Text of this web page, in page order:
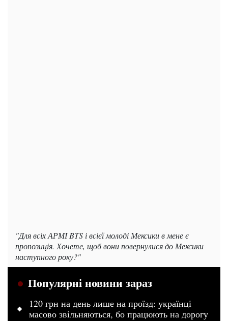
"Для всіх АРМІ BTS і всієї молоді Мексики в мене є
пропозиція. Хочете, щоб вони повернулися до Мексики
наступного року?"
Популярні новини зараз
120 грн на день лише на проїзд: українці
масово звільняються, бо працюють на дорогу